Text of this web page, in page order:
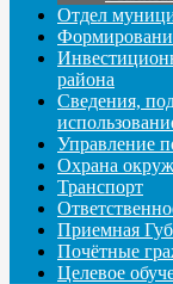
Отдел
района
Сведения,
Управление
Охрана
Транспорт
Приемная
Почётные
Целевое